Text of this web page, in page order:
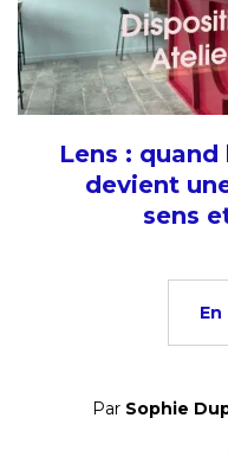
Lens :
devient
sens
Par Sophie